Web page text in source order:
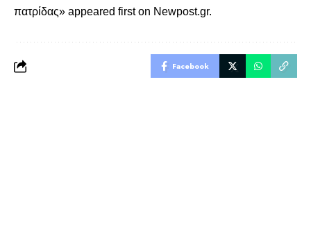
πατρίδας» appeared first on Newpost.gr.
Facebook